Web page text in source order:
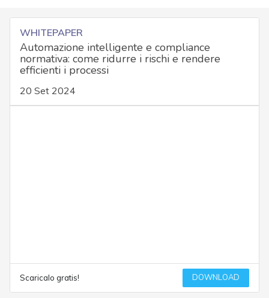
WHITEPAPER
Automazione intelligente e compliance
normativa: come ridurre i rischi e rendere
efficienti i processi
20 Set 2024
Scaricalo gratis! DOWNLOAD